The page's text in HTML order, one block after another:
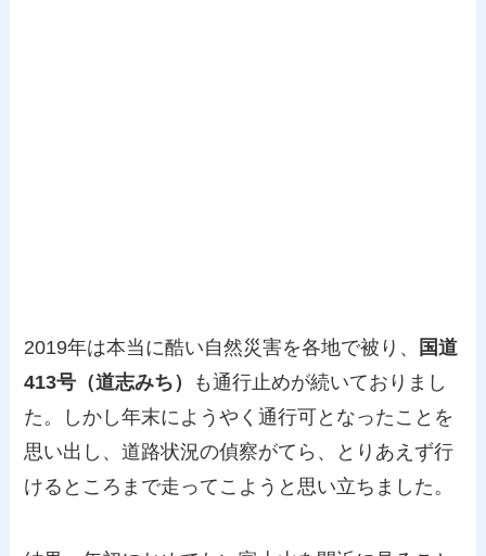
2019年は本当に酷い自然災害を各地で被り、
国道
413号（道志みち）
も通行止めが続いておりまし
た。しかし年末にようやく通行可となったことを
思い出し、道路状況の偵察がてら、とりあえず行
けるところまで走ってこようと思い立ちました。